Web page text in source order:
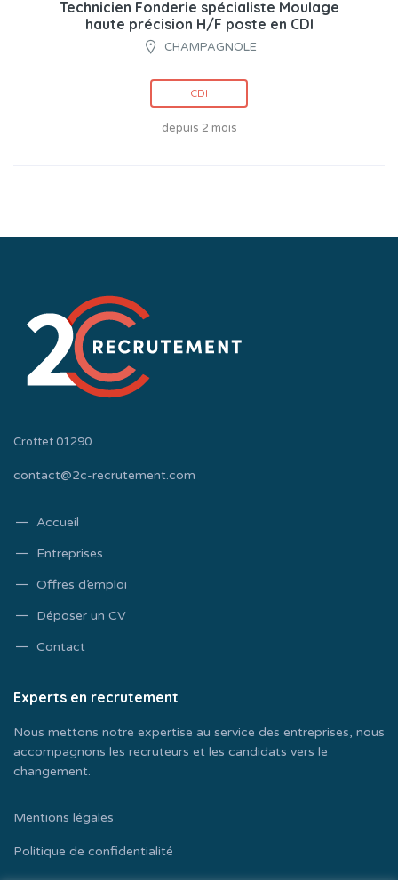
Technicien Fonderie spécialiste Moulage
haute précision H/F poste en CDI
CHAMPAGNOLE
CDI
depuis 2 mois
Crottet 01290
contact@2c-recrutement.com
Accueil
Entreprises
Offres d’emploi
Déposer un CV
Contact
Experts en recrutement
Nous mettons notre expertise au service des entreprises, nous
accompagnons les recruteurs et les candidats vers le
changement.
Mentions légales
Politique de confidentialité